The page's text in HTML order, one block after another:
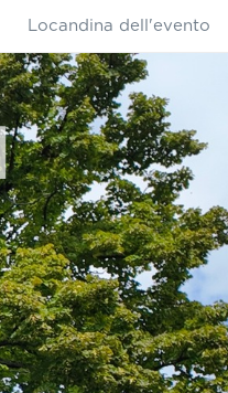
Locandina dell'evento